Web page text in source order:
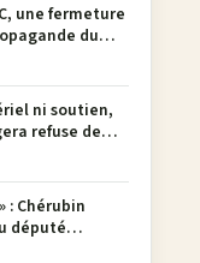
une fermeture
du
ni soutien,
refuse de
: Chérubin
député
en 137